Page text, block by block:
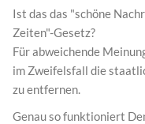
Ist das das "schöne
Zeiten"-Gesetz?
Für abweichende
im Zweifelsfall die
zu entfernen.
Genau so funktioniert